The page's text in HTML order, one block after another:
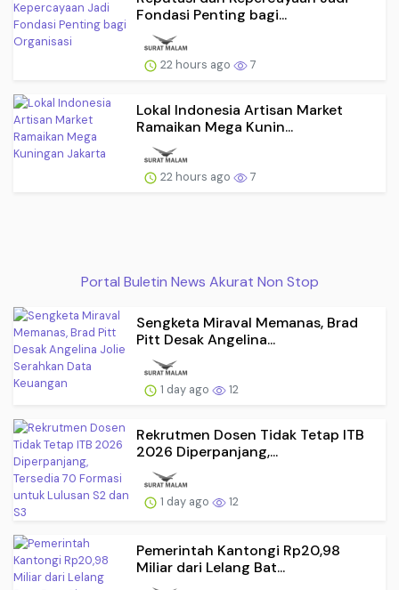
Fondasi Penting bagi...
22 hours ago 7
Lokal Indonesia Artisan Market
Ramaikan Mega Kunin...
22 hours ago 7
Portal Buletin News Akurat Non Stop
Sengketa Miraval Memanas, Brad
Pitt Desak Angelina...
1 day ago 12
Rekrutmen Dosen Tidak Tetap ITB
2026 Diperpanjang,...
1 day ago 12
Pemerintah Kantongi Rp20,98
Miliar dari Lelang Bat...